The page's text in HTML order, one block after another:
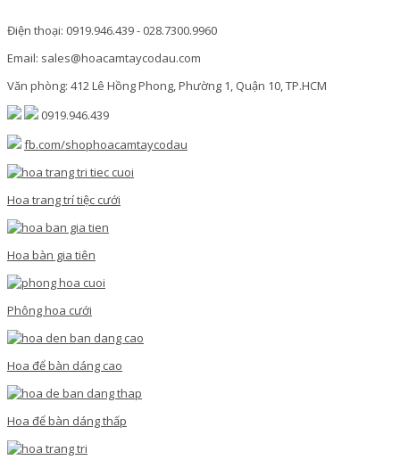
Điện thoại: 0919.946.439 - 028.7300.9960
Email: sales@hoacamtaycodau.com
Văn phòng: 412 Lê Hồng Phong, Phường 1, Quận 10, TP.HCM
0919.946.439
fb.com/shophoacamtaycodau
Hoa trang trí tiệc cưới
Hoa bàn gia tiên
Phông hoa cưới
Hoa để bàn dáng cao
Hoa để bàn dáng thấp